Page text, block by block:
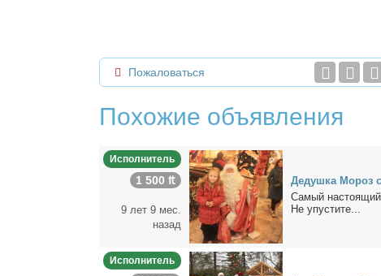
Пожаловаться
Похожие объявления
Исполнитель
1 500 ₶
9 лет 9 мес.
назад
Де­душ­ка Мо­роз
Са­мый на­сто­я­щий
Не упу­сти­те...
Исполнитель